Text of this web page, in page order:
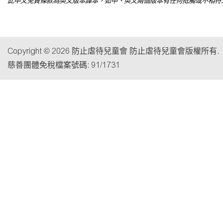
Copyright © 2026 防止虐待兒童會 防止虐待兒童會版權所有.
慈善團體免稅檔案號碼: 91/1731